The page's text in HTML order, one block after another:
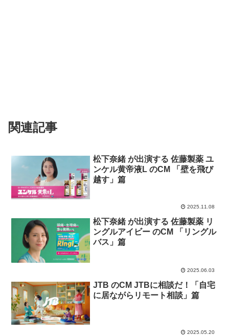
関連記事
松下奈緒 が出演する 佐藤製薬 ユ
ンケル黄帝液L のCM 「壁を飛び
越す」篇
2025.11.08
松下奈緒 が出演する 佐藤製薬 リ
ングルアイビー のCM 「リングル
バス」篇
2025.06.03
JTB のCM JTBに相談だ！「自宅
に居ながらリモート相談」篇
2025.05.20